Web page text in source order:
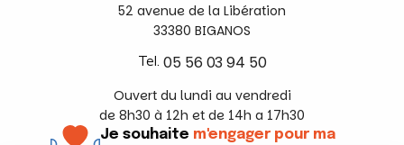
52 avenue de la Libération
33380 BIGANOS
Tel. 05 56 03 94 50
Ouvert du lundi au vendredi
de 8h30 à 12h et de 14h a 17h30
Je souhaite m'engager pour ma